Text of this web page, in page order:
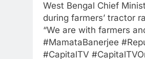
West Bengal Chief
during farmers’ tractor
“We are with farmers
#MamataBanerjee
#CapitalTV